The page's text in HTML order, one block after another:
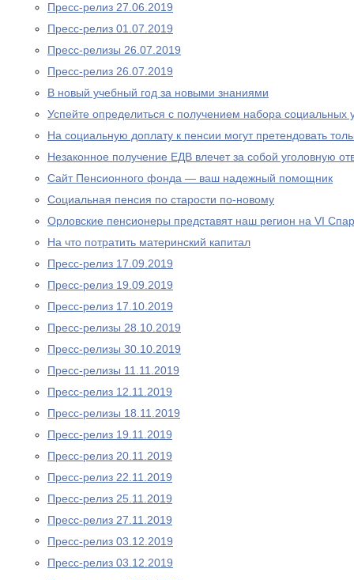
Пресс-релиз 27.06.2019
Пресс-релиз 01.07.2019
Пресс-релизы 26.07.2019
Пресс-релиз 26.07.2019
В новый учебный год за новыми знаниями
Успейте определиться с получением набора социальных
На социальную доплату к пенсии могут претендовать
Незаконное получение ЕДВ влечет за собой уголовную
Сайт Пенсионного фонда — ваш надежный помощник
Социальная пенсия по старости по-новому
Орловские пенсионеры представят наш регион на VI
На что потратить материнский капитал
Пресс-релиз 17.09.2019
Пресс-релиз 19.09.2019
Пресс-релиз 17.10.2019
Пресс-релизы 28.10.2019
Пресс-релизы 30.10.2019
Пресс-релизы 11.11.2019
Пресс-релиз 12.11.2019
Пресс-релизы 18.11.2019
Пресс-релиз 19.11.2019
Пресс-релиз 20.11.2019
Пресс-релиз 22.11.2019
Пресс-релиз 25.11.2019
Пресс-релиз 27.11.2019
Пресс-релиз 03.12.2019
Пресс-релиз 03.12.2019